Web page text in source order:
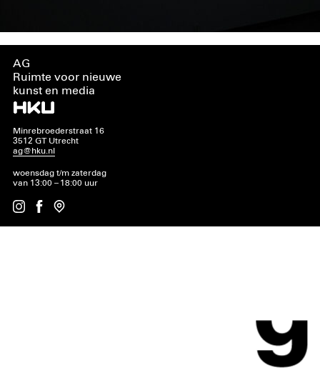
AG
Ruimte voor nieuwe
kunst en media
Minrebroederstraat 16
3512 GT Utrecht
ag@hku.nl
woensdag t/m zaterdag
van 13:00 – 18:00 uur